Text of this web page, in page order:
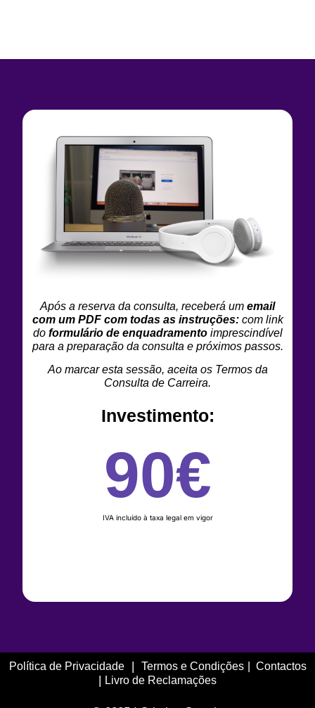
Após a reserva da consulta, receberá um email
com um PDF com todas as instruções:com link
doformulário de enquadramento imprescindível
para a preparação da consulta e próximos passos.
Ao marcar esta sessão, aceita os Termos da
Consulta de Carreira.
Investimento:
90€
IVA incluído à taxa legal em vigor
Política de Privacidade| Termos e Condições Contactos
Livro de Reclamações